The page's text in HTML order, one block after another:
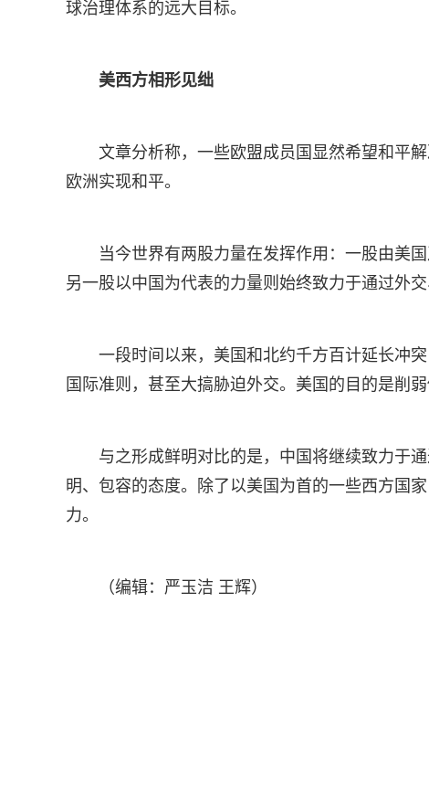
球治理体系的远大目标。
美西方相形见绌
文章分析称，一些欧盟成员国显然希望和平
欧洲实现和平。
当今世界有两股力量在发挥作用：一股由美
另一股以中国为代表的力量则始终致力于通过外
一段时间以来，美国和北约千方百计延长冲
国际准则，甚至大搞胁迫外交。美国的目的是削
与之形成鲜明对比的是，中国将继续致力于
明、包容的态度。除了以美国为首的一些西方国
力。
（编辑：严玉洁 王辉）